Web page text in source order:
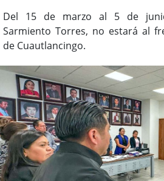
Del 15 de marzo al 5 de
Sarmiento Torres, no estará al
de Cuautlancingo.